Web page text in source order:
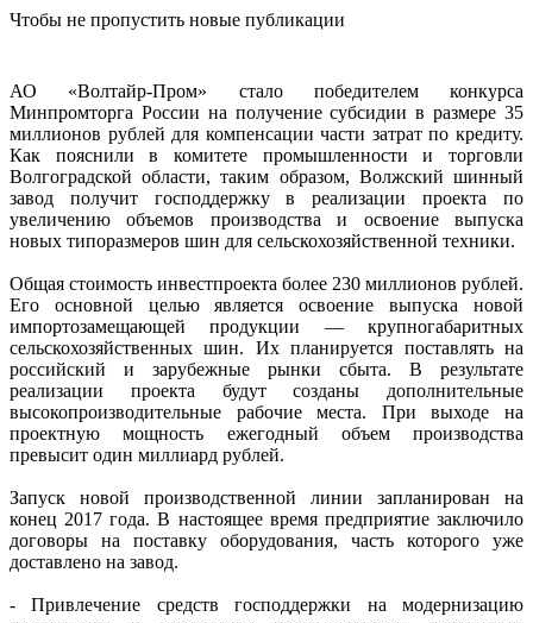
Чтобы не пропустить новые публикации
АО «Волтайр-Пром» стало победителем конкурса
Минпромторга России на получение субсидии в размере 35
миллионов рублей для компенсации части затрат по кредиту.
Как пояснили в комитете промышленности и торговли
Волгоградской области, таким образом, Волжский шинный
завод получит господдержку в реализации проекта по
увеличению объемов производства и освоение выпуска
новых типоразмеров шин для сельскохозяйственной техники.
Общая стоимость инвестпроекта более 230 миллионов рублей.
Его основной целью является освоение выпуска новой
импортозамещающей продукции — крупногабаритных
сельскохозяйственных шин. Их планируется поставлять на
российский и зарубежные рынки сбыта. В результате
реализации проекта будут созданы дополнительные
высокопроизводительные рабочие места. При выходе на
проектную мощность ежегодный объем производства
превысит один миллиард рублей.
Запуск новой производственной линии запланирован на
конец 2017 года. В настоящее время предприятие заключило
договоры на поставку оборудования, часть которого уже
доставлено на завод.
- Привлечение средств господдержки на модернизацию